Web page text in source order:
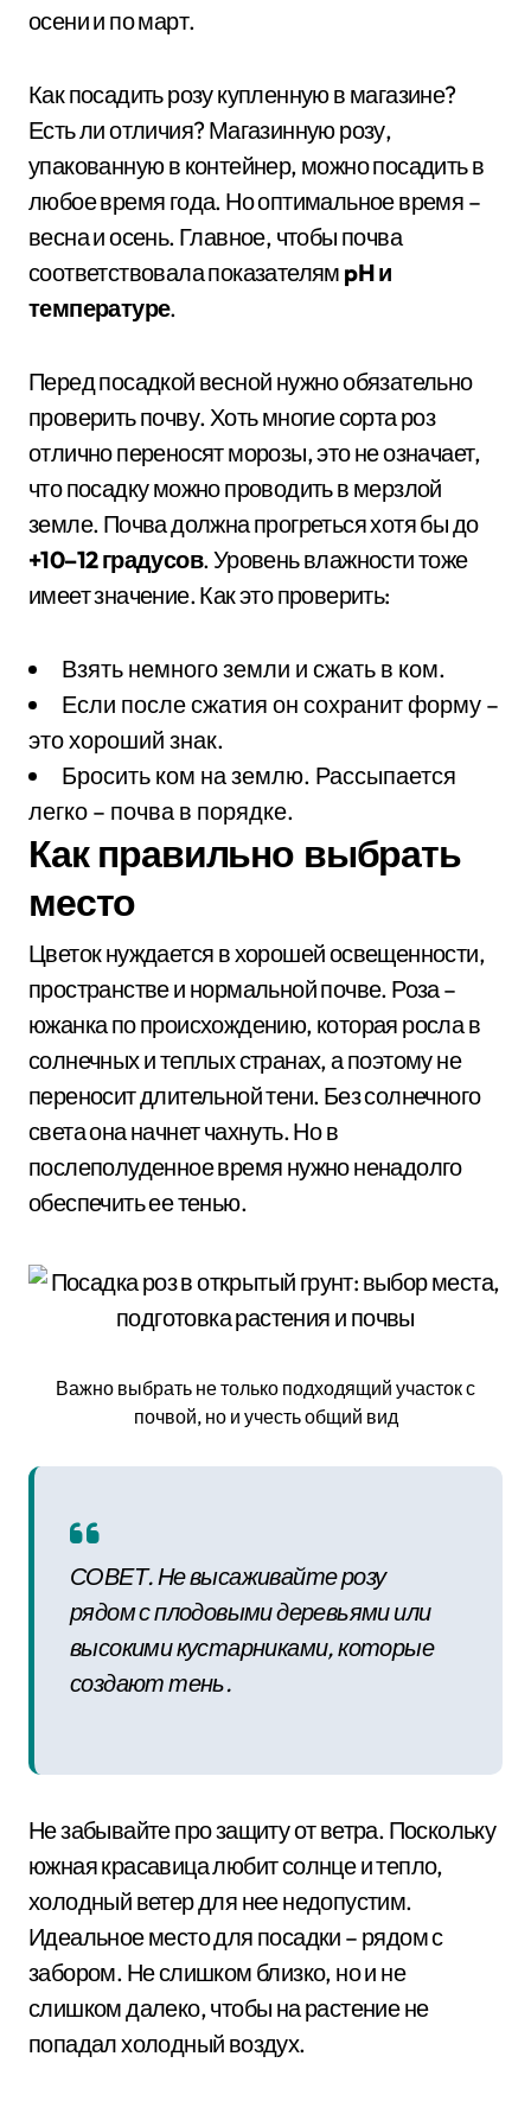
осени и по март.
Как посадить розу купленную в магазине?
Есть ли отличия? Магазинную розу,
упакованную в контейнер, можно посадить в
любое время года. Но оптимальное время –
весна и осень. Главное, чтобы почва
соответствовала показателям pH и
температуре.
Перед посадкой весной нужно обязательно
проверить почву. Хоть многие сорта роз
отлично переносят морозы, это не означает,
что посадку можно проводить в мерзлой
земле. Почва должна прогреться хотя бы до
+10–12 градусов. Уровень влажности тоже
имеет значение. Как это проверить:
Взять немного земли и сжать в ком.
Если после сжатия он сохранит форму –
это хороший знак.
Бросить ком на землю. Рассыпается
легко – почва в порядке.
Как правильно выбрать
место
Цветок нуждается в хорошей освещенности,
пространстве и нормальной почве. Роза –
южанка по происхождению, которая росла в
солнечных и теплых странах, а поэтому не
переносит длительной тени. Без солнечного
света она начнет чахнуть. Но в
послеполуденное время нужно ненадолго
обеспечить ее тенью.
Важно выбрать не только подходящий участок с
почвой, но и учесть общий вид
СОВЕТ. Не высаживайте розу
рядом с плодовыми деревьями или
высокими кустарниками, которые
создают тень.
Не забывайте про защиту от ветра. Поскольку
южная красавица любит солнце и тепло,
холодный ветер для нее недопустим.
Идеальное место для посадки – рядом с
забором. Не слишком близко, но и не
слишком далеко, чтобы на растение не
попадал холодный воздух.